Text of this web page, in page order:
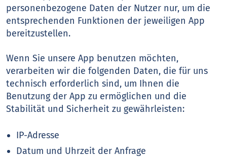
personenbezogene Daten der Nutzer nur, um die
entsprechenden Funktionen der jeweiligen App
bereitzustellen.
Wenn Sie unsere App benutzen möchten,
verarbeiten wir die folgenden Daten, die für uns
technisch erforderlich sind, um Ihnen die
Benutzung der App zu ermöglichen und die
Stabilität und Sicherheit zu gewährleisten:
IP-Adresse
Datum und Uhrzeit der Anfrage